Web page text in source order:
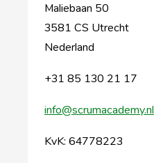
Maliebaan 50
3581 CS Utrecht
Nederland
+31 85 130 21 17
info@scrumacademy.nl
KvK: 64778223